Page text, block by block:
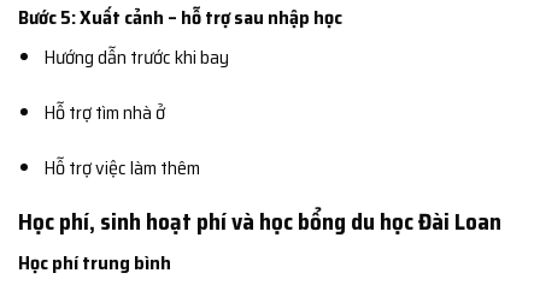
Bước 5: Xuất cảnh – hỗ trợ sau nhập học
Hướng dẫn trước khi bay
Hỗ trợ tìm nhà ở
Hỗ trợ việc làm thêm
Học phí, sinh hoạt phí và học bổng du học Đài Loan
Học phí trung bình